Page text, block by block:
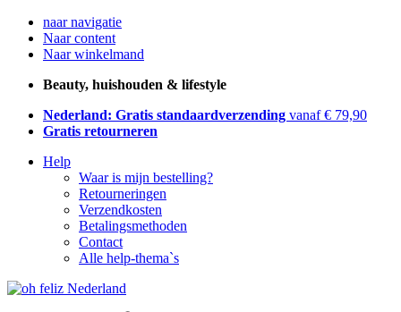
naar navigatie
Naar content
Naar winkelmand
Beauty, huishouden & lifestyle
Nederland: Gratis standaardverzending vanaf € 79,90
Gratis retourneren
Help
Waar is mijn bestelling?
Retourneringen
Verzendkosten
Betalingsmethoden
Contact
Alle help-thema`s